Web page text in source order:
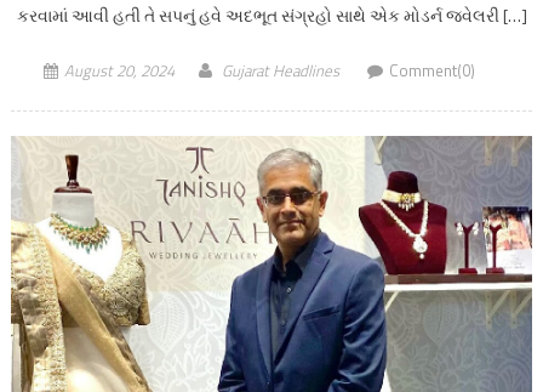
કરવામાં આવી હતી તે સપનું હવે અદભૂત સંગ્રહો સાથે એક મોડર્ન જ્વેલરી […]
August 20, 2024 Gujarat Headlines Comment(0)